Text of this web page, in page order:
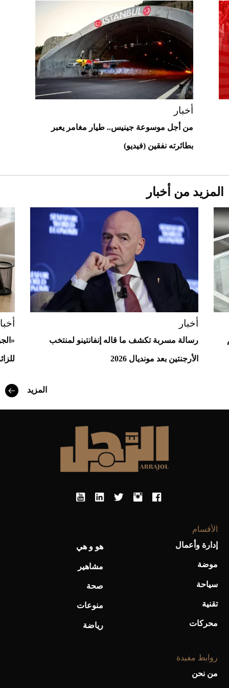
أغلى 10 عطور في العالم للرجال تمنحك فخامة
استثنائية
Aston Martin Valiant: على هوى الأبطال
"بوجاتي ميسترال" الاستثنائية للبيع في
مزاد مونتيري
2026-07-23
أخبار
من أجل موسوعة جينيس.. طيار مغامر يعبر
بطائرته نفقين (فيديو)
المزيد من أخبار
أخبار
رسالة مسربة تكشف ما قاله إنفانتينو لمنتخب
الأرجنتين بعد مونديال 2026
المزيد
الأقسام
إدارة وأعمال
موضة
سياحة
تقنية
محركات
هو و هي
مشاهير
صحة
منوعات
رياضة
روابط مفيدة
من نحن